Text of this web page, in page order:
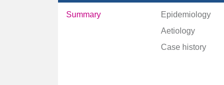
Summary
Epidemiology
Aetiology
Case history